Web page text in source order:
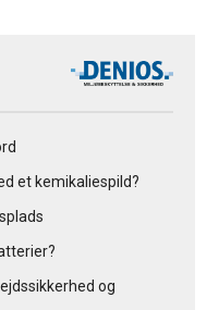
et kemikaliespild?
og